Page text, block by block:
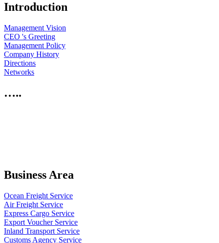
Introduction
Management Vision
CEO 's Greeting
Management Policy
Company History
Directions
Networks
…..
Business Area
Ocean Freight Service
Air Freight Service
Express Cargo Service
Export Voucher Service
Inland Transport Service
Customs Agency Service